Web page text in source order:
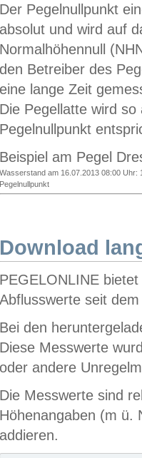
Der Pegelnullpunkt
absolut und wird auf
Normalhöhennull
den Betreiber des
eine lange Zeit
Die Pegellatte wird
Pegelnullpunkt
Beispiel am Pegel
Wasserstand am 16.07.2013 08:00 Uhr:
Pegelnullpunkt
Download
PEGELONLINE
Abflusswerte seit
Bei den
Diese Messwerte
oder andere
Die Messwerte sind
Höhenangaben (m ü.
addieren.